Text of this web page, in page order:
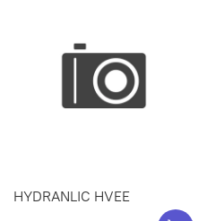
HYDRANLIC HVEE